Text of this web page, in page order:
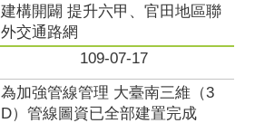
建構開闢 提升六甲、官田地區聯
外交通路網
109-07-17
為加強管線管理 大臺南三維（3
D）管線圖資已全部建置完成